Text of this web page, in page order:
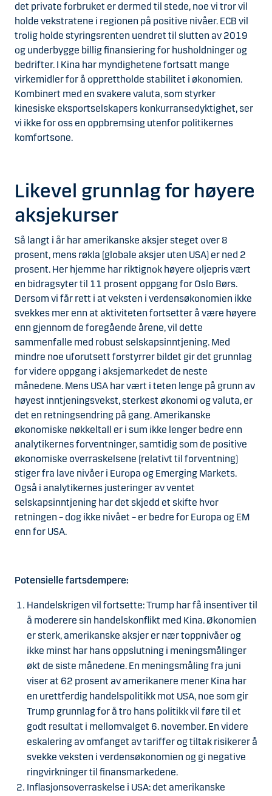
det private forbruket er dermed til stede, noe vi tror vil
holde vekstratene i regionen på positive nivåer. ECB vil
trolig holde styringsrenten uendret til slutten av 2019
og underbygge billig finansiering for husholdninger og
bedrifter. I Kina har myndighetene fortsatt mange
virkemidler for å opprettholde stabilitet i økonomien.
Kombinert med en svakere valuta, som styrker
kinesiske eksportselskapers konkurransedyktighet, ser
vi ikke for oss en oppbremsing utenfor politikernes
komfortsone.
Likevel grunnlag for høyere
aksjekurser
Så langt i år har amerikanske aksjer steget over 8
prosent, mens røkla (globale aksjer uten USA) er ned 2
prosent. Her hjemme har riktignok høyere oljepris vært
en bidragsyter til 11 prosent oppgang for Oslo Børs.
Dersom vi får rett i at veksten i verdensøkonomien ikke
svekkes mer enn at aktiviteten fortsetter å være høyere
enn gjennom de foregående årene, vil dette
sammenfalle med robust selskapsinntjening. Med
mindre noe uforutsett forstyrrer bildet gir det grunnlag
for videre oppgang i aksjemarkedet de neste
månedene. Mens USA har vært i teten lenge på grunn av
høyest inntjeningsvekst, sterkest økonomi og valuta, er
det en retningsendring på gang. Amerikanske
økonomiske nøkkeltall er i sum ikke lenger bedre enn
analytikernes forventninger, samtidig som de positive
økonomiske overraskelsene (relativt til forventning)
stiger fra lave nivåer i Europa og Emerging Markets.
Også i analytikernes justeringer av ventet
selskapsinntjening har det skjedd et skifte hvor
retningen – dog ikke nivået – er bedre for Europa og EM
enn for USA.
Potensielle fartsdempere:
Handelskrigen vil fortsette: Trump har få insentiver til
å moderere sin handelskonflikt med Kina. Økonomien
er sterk, amerikanske aksjer er nær toppnivåer og
ikke minst har hans oppslutning i meningsmålinger
økt de siste månedene. En meningsmåling fra juni
viser at 62 prosent av amerikanere mener Kina har
en urettferdig handelspolitikk mot USA, noe som gir
Trump grunnlag for å tro hans politikk vil føre til et
godt resultat i mellomvalget 6. november. En videre
eskalering av omfanget av tariffer og tiltak risikerer å
svekke veksten i verdensøkonomien og gi negative
ringvirkninger til finansmarkedene.
Inflasjonsoverraskelse i USA: det amerikanske